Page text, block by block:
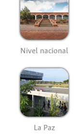
Nivel nacional
La Paz